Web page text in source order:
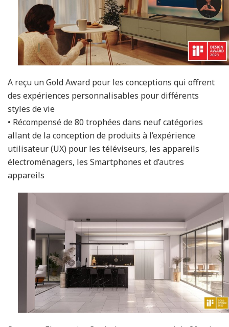
A reçu un Gold Award pour les conceptions qui offrent
des expériences personnalisables pour différents
styles de vie
• Récompensé de 80 trophées dans neuf catégories
allant de la conception de produits à l’expérience
utilisateur (UX) pour les téléviseurs, les appareils
électroménagers, les Smartphones et d’autres
appareils